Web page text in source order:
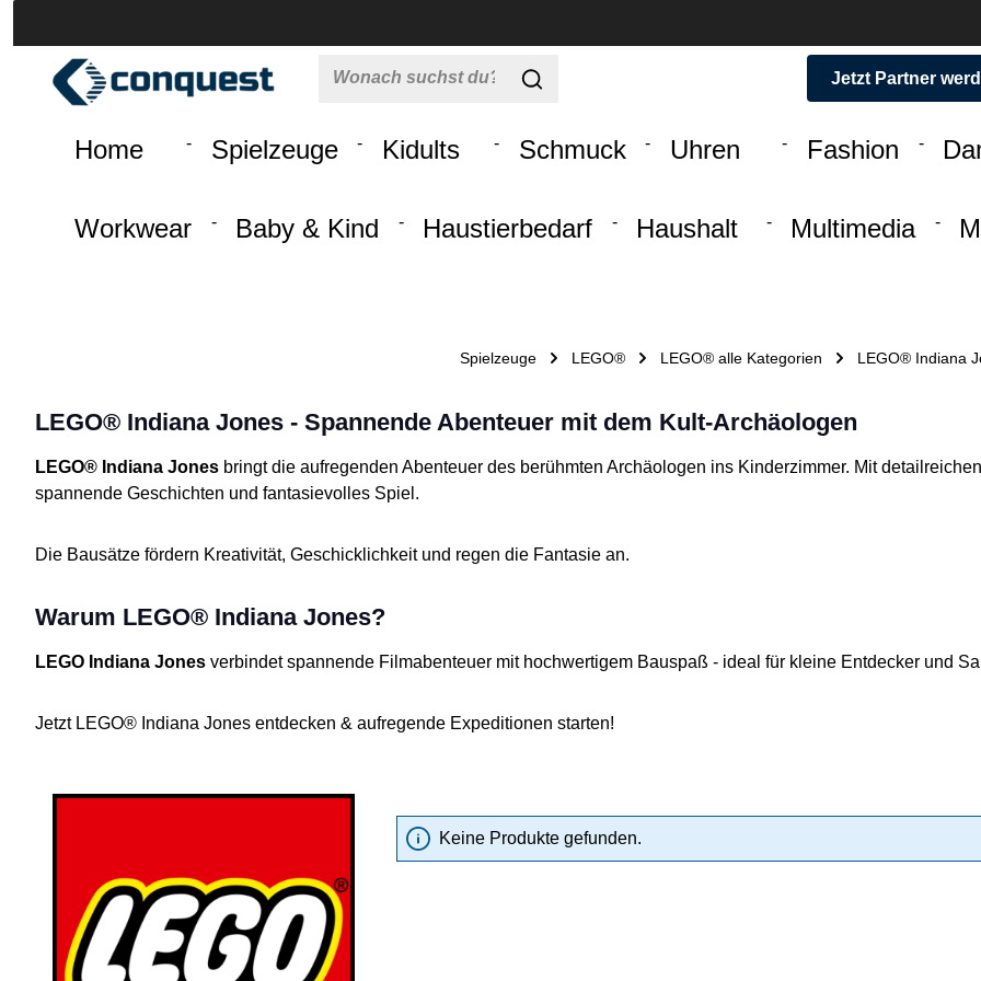
Jetzt Partner
Home Spielzeuge Kidults Schmuck Uhren Fashion
Workwear Baby & Kind Haustierbedarf Haushalt Multimedia
Spielzeuge LEGO® LEGO® alle Kategorien LEGO® Indiana
LEGO® Indiana Jones - Spannende Abenteuer mit dem Kult-Archäologen
LEGO® Indiana Jones bringt die aufregenden Abenteuer des berühmten Archäologen ins Kinderzimmer. Mit
spannende Geschichten und fantasievolles Spiel.
Die Bausätze fördern Kreativität, Geschicklichkeit und regen die Fantasie an.
Warum LEGO® Indiana Jones?
LEGO Indiana Jones verbindet spannende Filmabenteuer mit hochwertigem Bauspaß - ideal für kleine Entdecker und
Jetzt LEGO® Indiana Jones entdecken & aufregende Expeditionen starten!
Keine Produkte gefunden.